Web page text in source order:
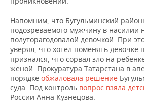
Напомним, что Бугульминский
подозреваемого мужчину в насилии
полуторагодовалой девочкой. При
уверял, что хотел поменять девочке
признался, что сорвал зло на
женой. Прокуратура Татарстана в
порядке обжаловала решение
суда. Под контроль вопрос взяла
России Анна Кузнецова.